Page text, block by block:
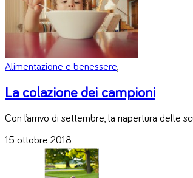
Alimentazione e benessere,
La colazione dei campioni
Con l’arrivo di settembre, la riapertura delle
15 ottobre 2018